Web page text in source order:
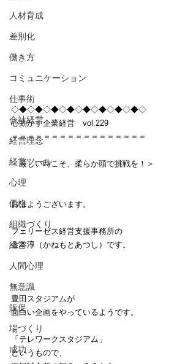
人材育成
差別化
働き方
コミュニケーション
仕事術
会社経営
経営理念
経営ツール
心理
価格
組織づくり
経営
人間心理
無意識
販促
場づくり
成功
◇◆◇◆◇◆◇◆◇◆◇◆◇◆◇◆◇
心動かす企業経営　vol.229
＝＝＝＝＝＝＝＝＝＝＝＝＝＝＝＝＝
＜厳しい時こそ、柔らか頭で挑戦を！＞
おはようございます。
フェリーゼス経営支援事務所の
金本淳（かねもとあつし）です。
豊田スタジアムが
面白い企画をやっているようです。
「テレワークスタジアム」
というもので、